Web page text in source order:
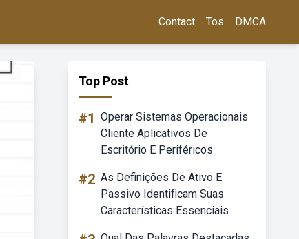
Contact Tos DMCA
Top Post
#1 Operar Sistemas Operacionais
Cliente Aplicativos De
Escritório E Periféricos
#2 As Definições De Ativo E
Passivo Identificam Suas
Características Essenciais